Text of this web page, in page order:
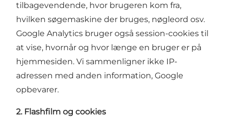
tilbagevendende, hvor brugeren kom fra,
hvilken søgemaskine der bruges, nøgleord osv.
Google Analytics bruger også session-cookies til
at vise, hvornår og hvor længe en bruger er på
hjemmesiden. Vi sammenligner ikke IP-
adressen med anden information, Google
opbevarer.
2. Flashfilm og cookies